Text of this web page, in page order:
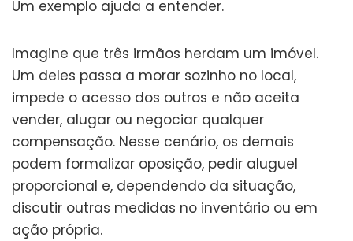
Um exemplo ajuda a entender.
Imagine que três irmãos herdam um imóvel.
Um deles passa a morar sozinho no local,
impede o acesso dos outros e não aceita
vender, alugar ou negociar qualquer
compensação. Nesse cenário, os demais
podem formalizar oposição, pedir aluguel
proporcional e, dependendo da situação,
discutir outras medidas no inventário ou em
ação própria.